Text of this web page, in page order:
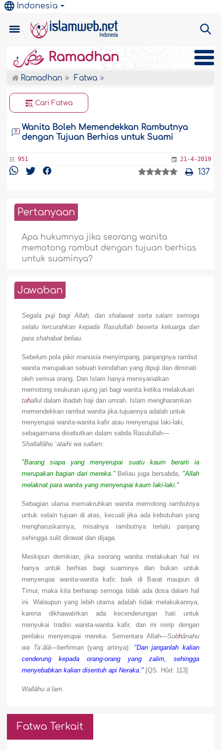
Indonesia
Ramadhan
Ramadhan Fatwa
Cari Fatwa
Wanita Boleh Memendekkan Rambutnya
dengan Tujuan Berhias untuk Suami
951 21-4-2019
137
Pertanyaan
Apa hukumnya jika seorang wanita
memotong rambut dengan tujuan berhias
untuk suaminya?
Jawaban
Segala puji bagi Allah, dan shalawat serta salam semoga
selalu tercurahkan kepada Rasulullah beserta keluarga dan
para shahabat beliau.
Sebelum pola pikir manusia menyimpang, panjangnya rambut
wanita merupakan sebuah keindahan yang dipuji dan diminati
oleh semua orang. Dan Islam hanya mensyariatkan
memotong seukuran ujung jari bagi wanita ketika melakukan
tahallul dalam ibadah haji dan umrah. Islam mengharamkan
memendekkan rambut wanita jika tujuannya adalah untuk
menyerupai wanita-wanita kafir atau menyerupai laki-laki,
sebagaimana disebutkan dalam sabda Rasulullah—
Shallallâhu `alaihi wa sallam:
"Barang siapa yang menyerupai suatu kaum berarti ia
merupakan bagian dari mereka." Beliau juga bersabda, "Allah
melaknat para wanita yang menyerupai kaum laki-laki."
Sebagian ulama memakruhkan wanita memotong rambutnya
untuk selain tujuan di atas, kecuali jika ada kebutuhan yang
mengharuskannya, misalnya rambutnya terlalu panjang
sehingga sulit dirawat dan dijaga.
Meskipun demikian, jika seorang wanita melakukan hal ini
hanya untuk berhias bagi suaminya dan bukan untuk
menyerupai wanita-wanita kafir, baik di Barat maupun di
Timur, maka kita berharap semoga tidak ada dosa dalam hal
ini. Walaupun yang lebih utama adalah tidak melakukannya,
karena dikhawatirkan ada kecenderungan hati untuk
menyukai tradisi wanita-wanita kafir, dan ini mirip dengan
perilaku menyerupai mereka. Sementara Allah—Subhânahu
wa Ta`âlâ—berfirman (yang artinya): "Dan janganlah kalian
cenderung kepada orang-orang yang zalim, sehingga
menyebabkan kalian disentuh api Neraka." [QS. Hûd: 113]
Wallâhu a`lam.
Fatwa Terkait